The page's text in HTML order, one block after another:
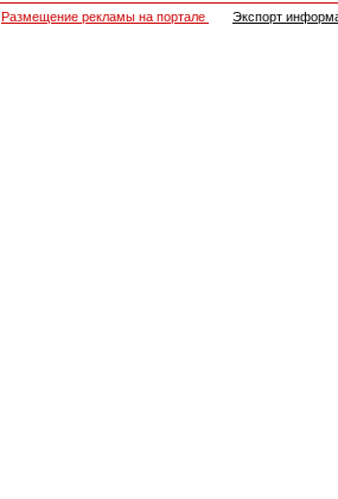
Размещение рекламы на портале Экспорт